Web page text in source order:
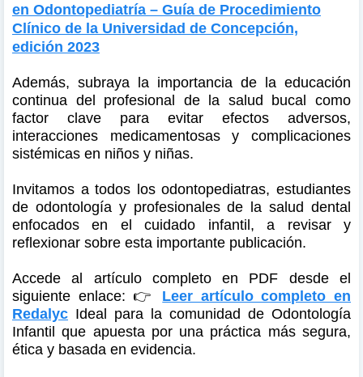
en Odontopediatría – Guía de Procedimiento
Clínico de la Universidad de Concepción,
edición 2023
Además, subraya la importancia de la educación
continua del profesional de la salud bucal como
factor clave para evitar efectos adversos,
interacciones medicamentosas y complicaciones
sistémicas en niños y niñas.
Invitamos a todos los odontopediatras, estudiantes
de odontología y profesionales de la salud dental
enfocados en el cuidado infantil, a revisar y
reflexionar sobre esta importante publicación.
Accede al artículo completo en PDF desde el
siguiente enlace: 👉 Leer artículo completo en
Redalyc Ideal para la comunidad de Odontología
Infantil que apuesta por una práctica más segura,
ética y basada en evidencia.